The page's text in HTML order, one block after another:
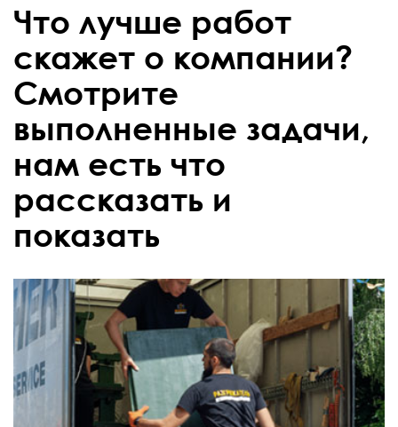
Что лучше работ
скажет о компании?
Смотрите
выполненные задачи,
нам есть что
рассказать и
показать